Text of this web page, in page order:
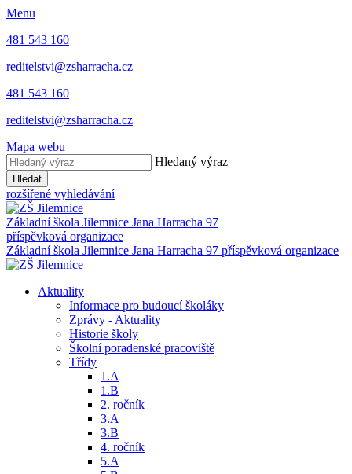
Menu
481 543 160
reditelstvi@zsharracha.cz
481 543 160
reditelstvi@zsharracha.cz
Mapa webu
Hledaný výraz
Hledat
rozšířené vyhledávání
Základní škola Jilemnice Jana Harracha 97
příspěvková organizace
Základní škola Jilemnice Jana Harracha 97 příspěvková organizace
Aktuality
Informace pro budoucí školáky
Zprávy - Aktuality
Historie školy
Školní poradenské pracoviště
Třídy
1.A
1.B
2. ročník
3.A
3.B
4. ročník
5.A